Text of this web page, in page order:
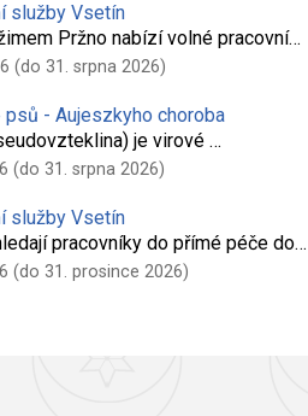
služby Vsetín
Pržno nabízí volné pracovní…
(do 31. srpna 2026)
- Aujeszkyho choroba
je virové …
(do 31. srpna 2026)
služby Vsetín
pracovníky do přímé péče do…
(do 31. prosince 2026)